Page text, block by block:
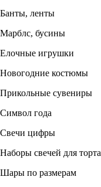
Банты, ленты
Марблс, бусины
Елочные игрушки
Новогодние костюмы
Прикольные сувениры
Символ года
Свечи цифры
Наборы свечей для торта
Шары по размерам